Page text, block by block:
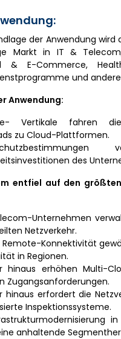
der Anwendung wird
Markt in IT & Telecom,
& E-Commerce,
und
Anwendung:
Vertikale fahren
zu Cloud-Plattformen.
des
entfiel auf den
Unternehmen
Netzverkehr.
Remote-Konnektivität
in Regionen.
hinaus erhöhen Multi-
Zugangsanforderungen.
hinaus erfordert die
Inspektionssysteme.
anhaltende